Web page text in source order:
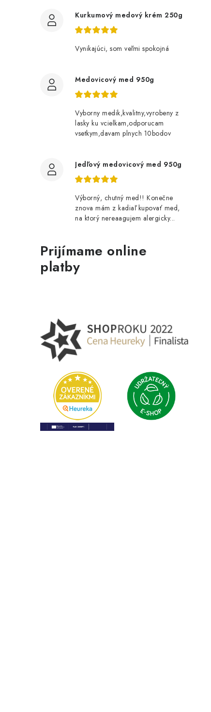
Kurkumový medový krém 250g
Vynikajúci, som veľmi spokojná
Medovicový med 950g
Vyborny medik,kvalitny,vyrobeny z
lasky ku vcielkam,odporucam
vsetkym,davam plnych 10bodov
Jedľový medovicový med 950g
Výborný, chutný med!! Konečne
znova mám z kadiaľ kupovať med,
na ktorý nereaagujem alergicky...
Prijímame online
platby